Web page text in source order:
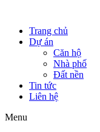
Trang chủ
Dự án
Căn hộ
Nhà phố
Đất nền
Tin tức
Liên hệ
Menu